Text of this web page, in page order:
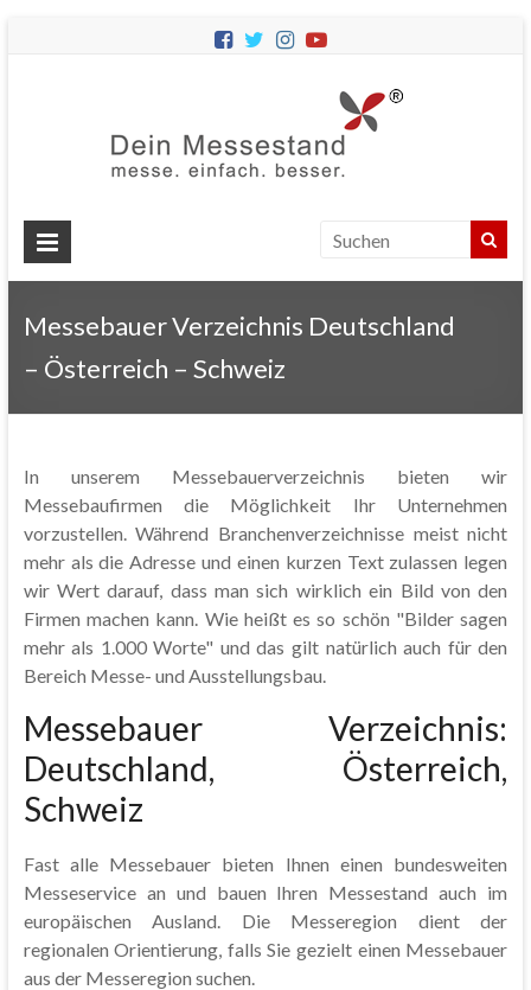
Messestände
für
Ihren
Messebauer Verzeichnis Deutschland
– Österreich – Schweiz
In unserem Messebauerverzeichnis bieten wir
Messebaufirmen die Möglichkeit Ihr Unternehmen
vorzustellen. Während Branchenverzeichnisse meist nicht
mehr als die Adresse und einen kurzen Text zulassen legen
wir Wert darauf, dass man sich wirklich ein Bild von den
Firmen machen kann. Wie heißt es so schön "Bilder sagen
mehr als 1.000 Worte" und das gilt natürlich auch für den
Bereich Messe- und Ausstellungsbau.
Messebauer Verzeichnis:
Deutschland, Österreich,
Schweiz
Fast alle Messebauer bieten Ihnen einen bundesweiten
Messeservice an und bauen Ihren Messestand auch im
europäischen Ausland. Die Messeregion dient der
regionalen Orientierung, falls Sie gezielt einen Messebauer
aus der Messeregion suchen.